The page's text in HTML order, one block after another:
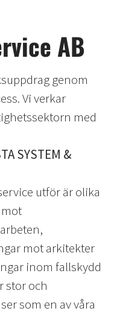
AB
genom
Vi verkar
med
SYSTEM &
utför är olika
mot arkitekter
inom fallskydd
stor och
som en av våra